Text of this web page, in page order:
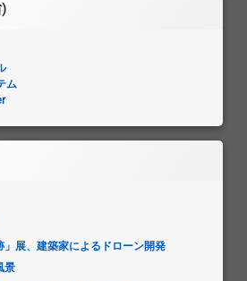
)
ム
」展、建築家によるドローン開発
景